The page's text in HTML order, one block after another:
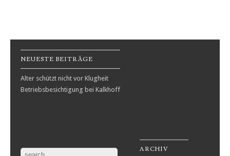
Post navigation
NEUESTE BEITRÄGE
Alter schützt nicht vor Klugheit
Betriebsbesichtigung bei Kalkhoff
Search ARCHIV